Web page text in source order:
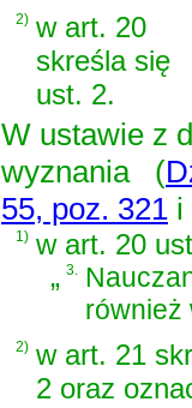
2) w art. 20
skreśla się
ust. 2.
W ustawie z
wyznania
(
55, poz. 321 i
1) w art. 20
„3.
również
2) w art. 21
2 oraz